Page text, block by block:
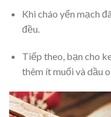
Khi cháo yến mạch
đều.
Tiếp theo, bạn cho
thêm ít muối và dầu